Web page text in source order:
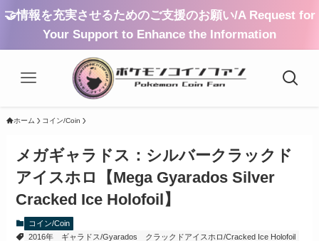
🤝情報を充実させるためのご支援のお願い/A Request for
Your Support to Enhance the Information
ホーム コイン/Coin
メガギャラドス：シルバークラックド
アイスホロ【Mega Gyarados Silver
Cracked Ice Holofoil】
コイン/Coin
2016年
ギャラドス/Gyarados
クラックドアイスホロ/Cracked Ice Holofoil